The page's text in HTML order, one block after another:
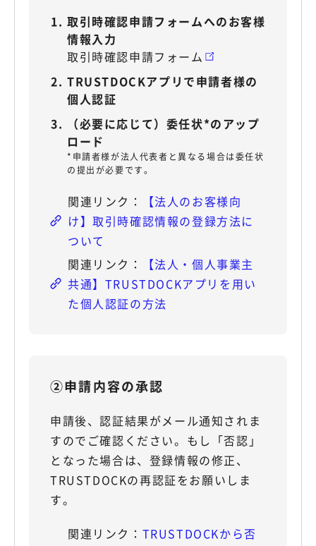
取引時確認申請フォームへのお客様
情報入力
取引時確認申請フォーム
TRUSTDOCKアプリで申請者様の
個人認証
（必要に応じて）委任状*のアップ
ロード
*申請者様が法人代表者と異なる場合は委任状
の提出が必要です。
【法人のお客様向
け】取引時確認情報の登録方法に
ついて
【法人・個人事業主
共通】TRUSTDOCKアプリを用い
た個人認証の方法
②申請内容の承認
申請後、認証結果がメール通知されま
すのでご確認ください。もし「否認」
となった場合は、登録情報の修正、
TRUSTDOCKの再認証をお願いしま
す。
TRUSTDOCKから否